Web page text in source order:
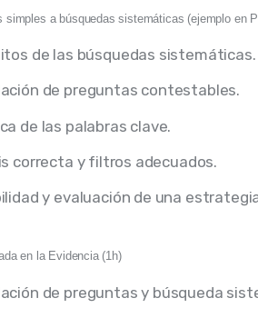
simples a búsquedas sistemáticas (ejemplo en
de las búsquedas sistemáticas.
de preguntas contestables.
de las palabras clave.
correcta y filtros adecuados.
y evaluación de una
en la Evidencia (1h)
de preguntas y búsqueda